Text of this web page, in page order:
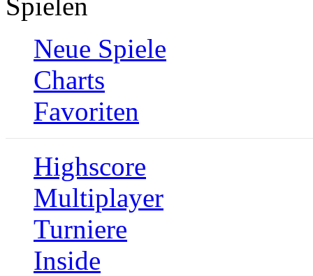
Neue Spiele
Charts
Favoriten
Highscore
Multiplayer
Turniere
Inside